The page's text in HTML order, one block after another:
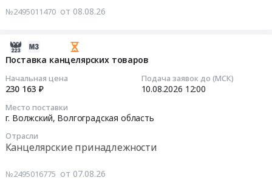
Энергетика
Промышленное оборудование и изделия
Прочее оборудование и изделия
Обучение, Научная деятельность
Аренда и продажа Недвижимости и имущества
№2495011470 от 08.08.26
Поставка канцелярских товаров
Начальная цена
230 163 ₽
Подача заявок до (МСК)
10.08.2026 12:00
Место поставки
г. Волжский, Волгоградская область
Отрасли
Канцелярские принадлежности
№2495016775 от 07.08.26